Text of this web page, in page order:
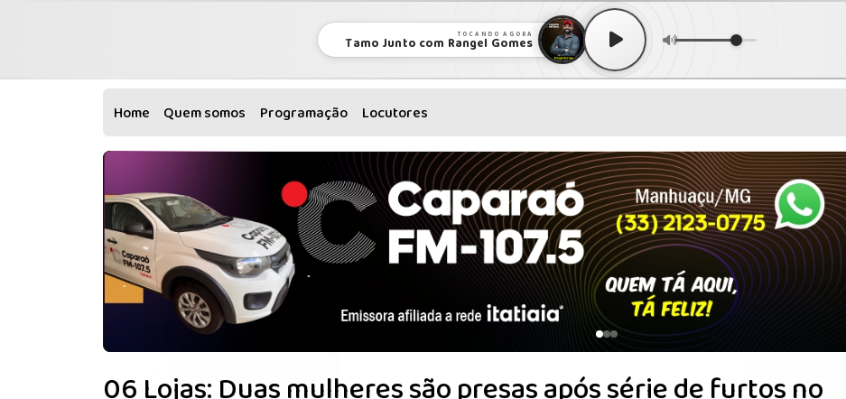
TOCANDO AGORA
Tamo Junto com Rangel Gomes
Home Quem somos Programação Locutores